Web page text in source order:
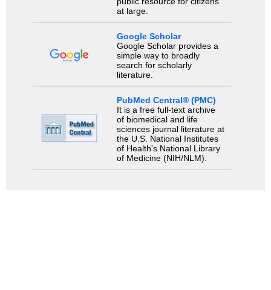
at large.
Google Scholar
Google Scholar provides a
simple way to broadly
search for scholarly
literature.
PubMed Central® (PMC)
It is a free full-text archive
of biomedical and life
sciences journal literature at
the U.S. National Institutes
of Health's National Library
of Medicine (NIH/NLM).